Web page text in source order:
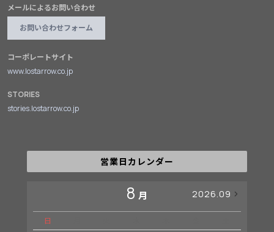
メールによるお問い合わせ
お問い合わせフォーム
コーポレートサイト
www.lostarrow.co.jp
STORIES
stories.lostarrow.co.jp
営業日カレンダー
8 月 2026.09
日